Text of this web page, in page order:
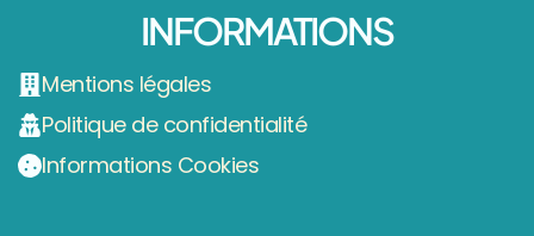
INFORMATIONS
Mentions légales
Politique de confidentialité
Informations Cookies